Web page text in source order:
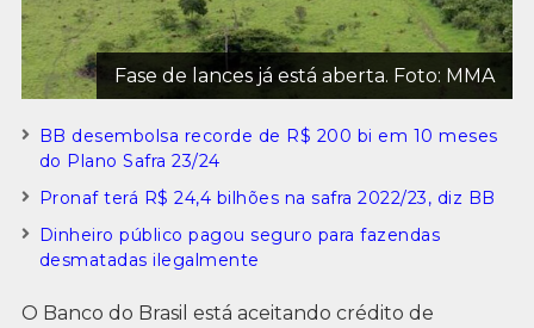
Fase de lances já está aberta. Foto: MMA
BB desembolsa recorde de R$ 200 bi em 10 meses
do Plano Safra 23/24
Pronaf terá R$ 24,4 bilhões na safra 2022/23, diz BB
Dinheiro público pagou seguro para fazendas
desmatadas ilegalmente
O Banco do Brasil está aceitando crédito de